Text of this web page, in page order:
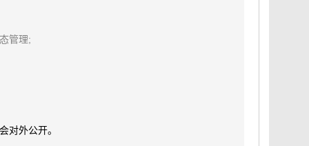
管理;
对外公开。